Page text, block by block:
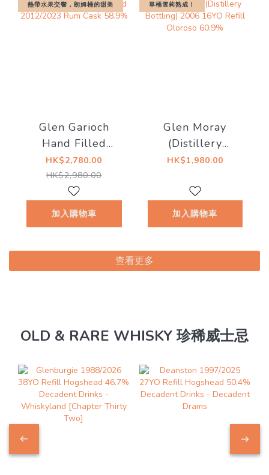
熱帶水果交響，朗姆桶的甜美
Glen Garioch
Hand Filled
2012/2023 Rum
Cask 58.9%
HK$2,780.00
HK$2,980.00
加入購物車
單桶雪莉熟成！
Glen Moray
(Distillery
Bottling) 2006
Oloroso 60.9%
HK$1,980.00
加入購物車
查看更多
OLD & RARE WHISKY 珍稀威士忌